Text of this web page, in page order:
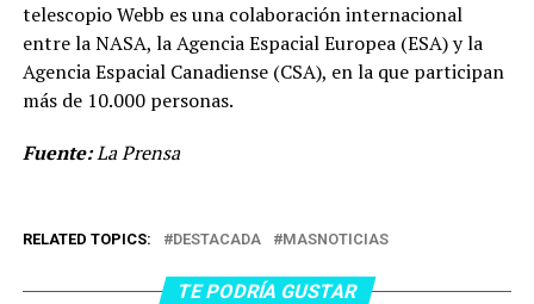
telescopio Webb es una colaboración internacional
entre la NASA, la Agencia Espacial Europea (ESA) y la
Agencia Espacial Canadiense (CSA), en la que participan
más de 10.000 personas.
Fuente:La Prensa
RELATED TOPICS: DESTACADA MASNOTICIAS
TE PODRÍA GUSTAR